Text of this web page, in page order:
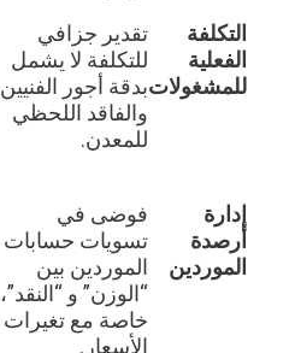
التكلفة
الفعلية
للمشغولات
تقدير جزافي
للتكلفة لا يشمل
بدقة أجور الفنيين
والفاقد اللحظي
للمعدن.
إدارة
أرصدة
الموردين
فوضى في
تسويات حسابات
الموردين بين
“الوزن” و “النقد”،
خاصة مع تغيرات
الأسعار.